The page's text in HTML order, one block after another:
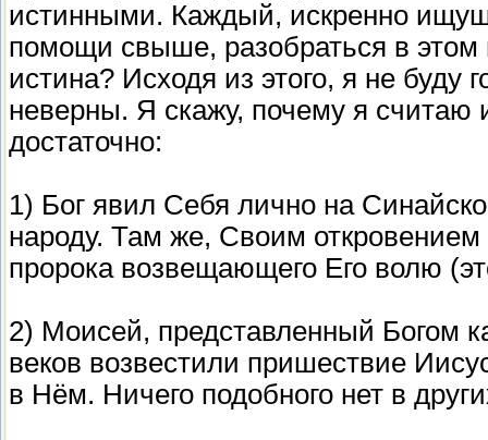
истинными. Каждый, искренно
помощи свыше, разобраться в этом
истина? Исходя из этого, я не буду
неверны. Я скажу, почему я считаю
достаточно:
1) Бог явил Себя лично на
народу. Там же, Своим
пророка возвещающего Его волю
2) Моисей, представленный Богом
веков возвестили пришествие
в Нём. Ничего подобного нет в